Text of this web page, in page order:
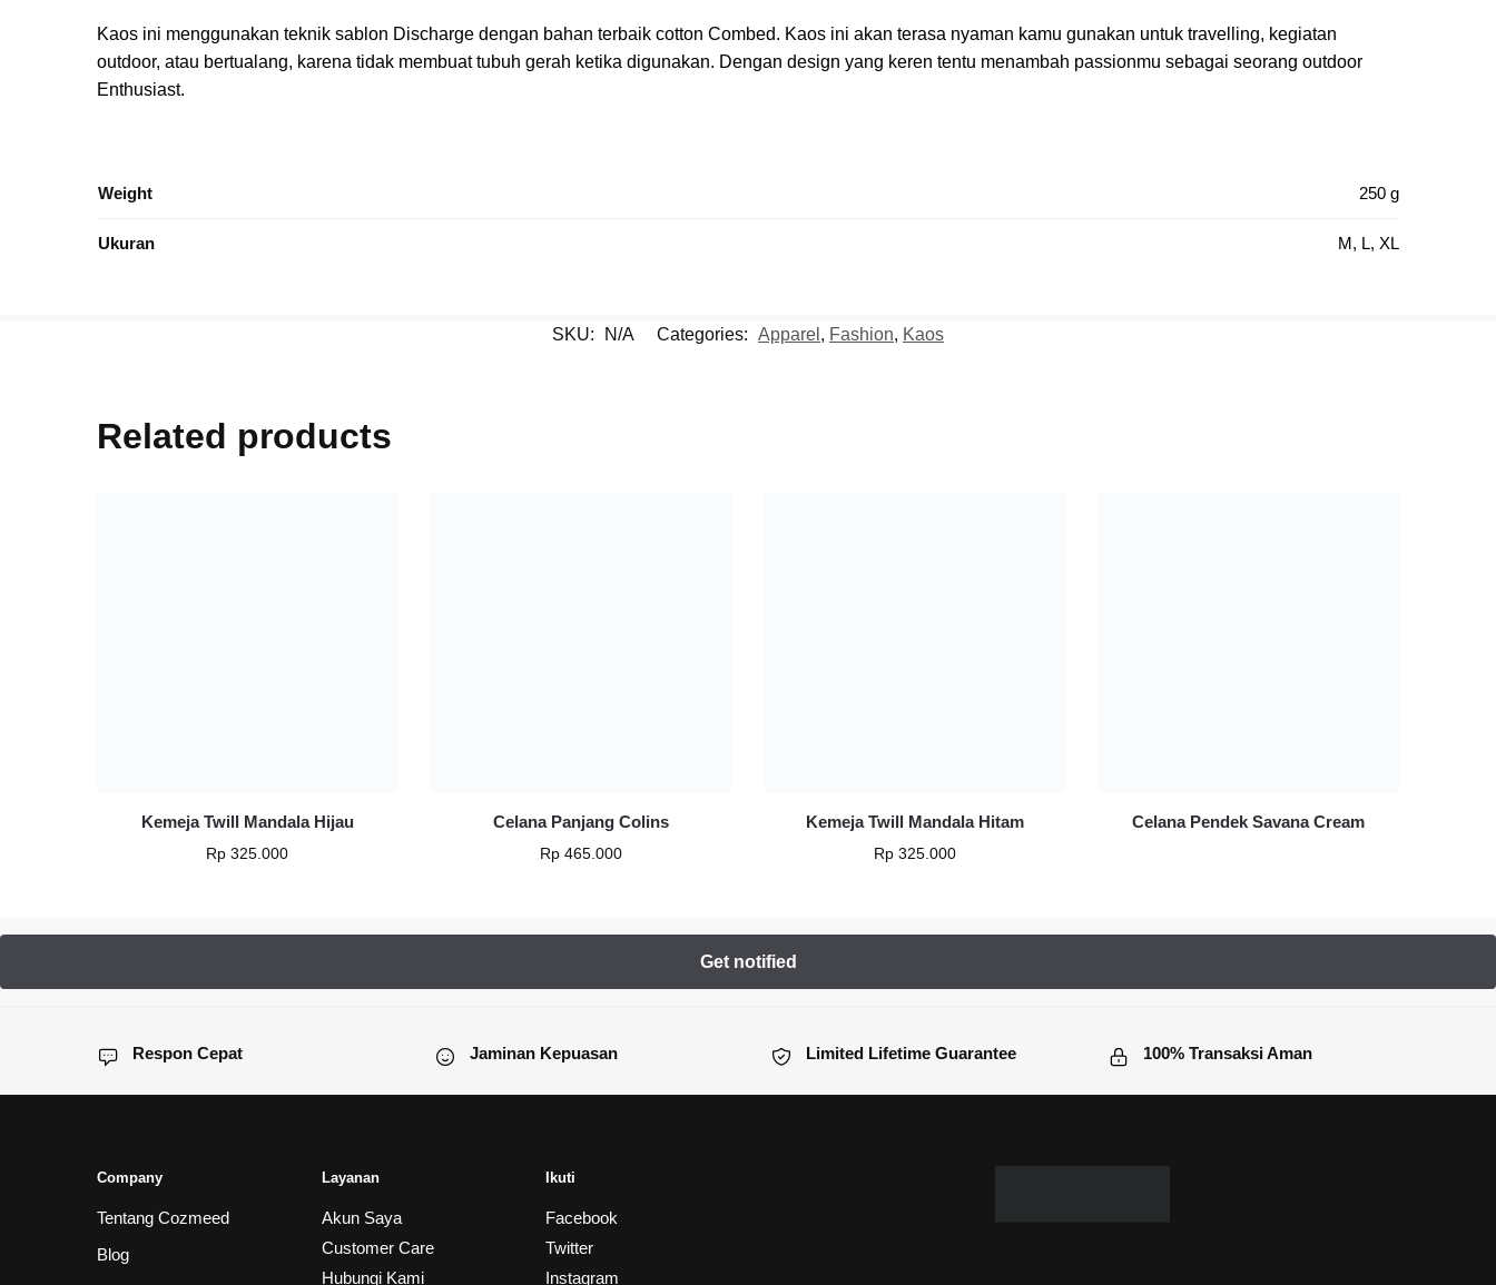
Kaos ini menggunakan teknik sablon Discharge dengan bahan terbaik cotton Combed. Kaos ini akan terasa nyaman kamu gunakan untuk travelling, kegiatan
outdoor, atau bertualang, karena tidak membuat tubuh gerah ketika digunakan. Dengan design yang keren tentu menambah passionmu sebagai seorang outdoor
Enthusiast.
Weight 250 g
Ukuran M, L, XL
SKU: N/A Categories: Apparel , Fashion, Kaos
Related products
Kemeja Twill Mandala Hijau
Rp 325.000
Celana Panjang Colins
Rp465.000
Kemeja Twill Mandala Hitam
Rp325.000
Celana Pendek Savana Cream
Respon Cepat Jaminan Kepuasan Limited Lifetime Guarantee 100% Transaksi Aman
Company
Tentang Cozmeed
Blog
Layanan
Akun Saya
Customer Care
Hubungi Kami
Ikuti
Facebook
Twitter
Instagram